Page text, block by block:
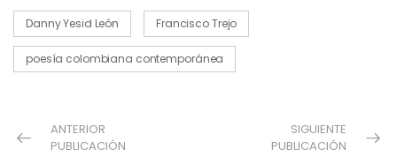
Danny Yesid León Francisco Trejo
poesía colombiana contemporánea
ANTERIOR
PUBLICACIÓN
SIGUIENTE
PUBLICACIÓN